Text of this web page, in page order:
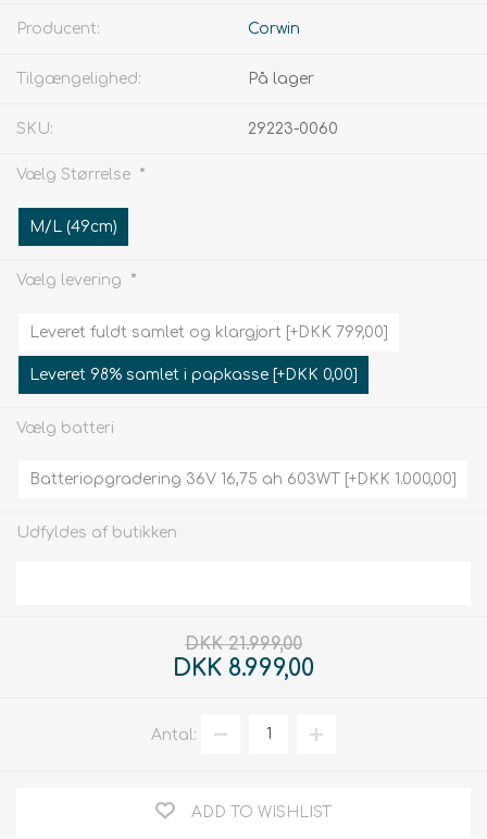
Producent: Corwin
Tilgængelighed: På lager
SKU: 29223-0060
Vælg Størrelse *
M/L (49cm)
Vælg levering *
Leveret fuldt samlet og klargjort [+DKK 799,00]
Leveret 98% samlet i papkasse [+DKK 0,00]
Vælg batteri
Batteriopgradering 36V 16,75 ah 603WT [+DKK 1.000,00]
Udfyldes af butikken
DKK 21.999,00
DKK 8.999,00
Antal:
ADD TO WISHLIST